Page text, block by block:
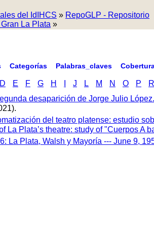
del IdIHCS » RepoGLP - Repositorio
La Plata »
Categorías Palabras_claves
D E F G H J L M N O P
R
desaparición de Jorge Julio
del teatro platense: estudio
La Plata’s theatre: study of "Cuerpos A
La Plata, Walsh y Mayoría --- June 9,